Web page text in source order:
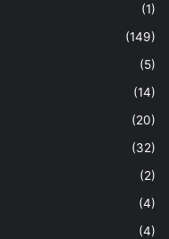
(1)
(149)
(5)
(14)
(20)
(32)
(2)
(4)
(4)